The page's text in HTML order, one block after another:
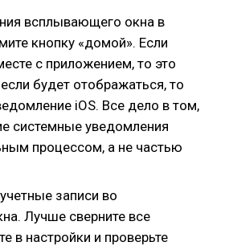
всплывающего окна в
кнопку «домой». Если
с приложением, то это
будет отображаться, то
iOS. Все дело в том,
системные уведомления
процессом, а не частью
записи во
Лучше сверните все
в настройки и проверьте